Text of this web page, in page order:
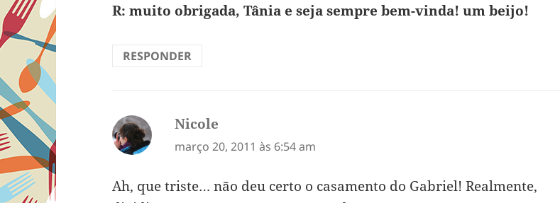
R: muito obrigada, Tânia e seja sempre bem-vinda! um beijo!
RESPONDER
Nicole
março 20, 2011 às 6:54 am
Ah, que triste… não deu certo o casamento do Gabriel! Realmente,